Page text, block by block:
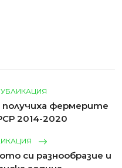
фермерите
2014-2020
си разнообразие и